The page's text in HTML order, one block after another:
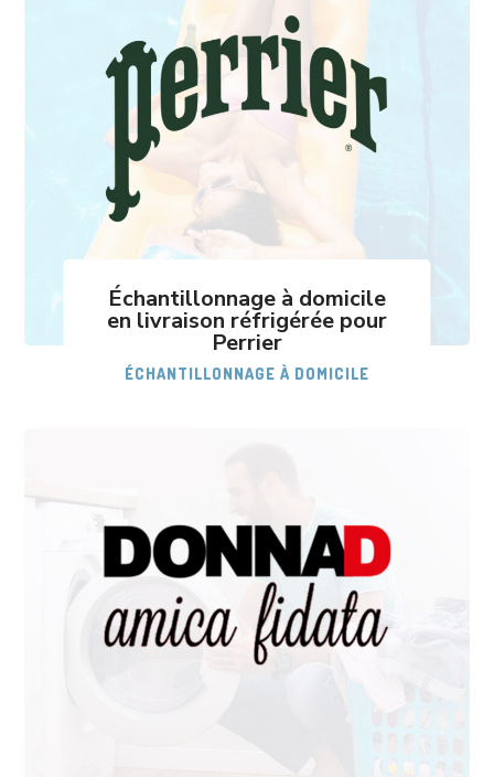
Échantillonnage à domicile
en livraison réfrigérée pour
Perrier
ÉCHANTILLONNAGE À DOMICILE